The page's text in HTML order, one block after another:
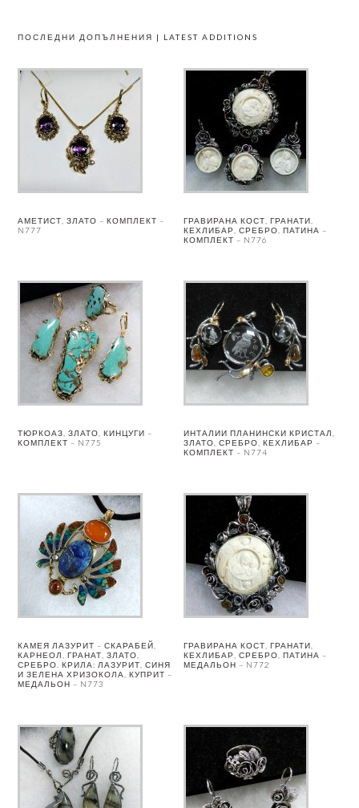
ПОСЛЕДНИ ДОПЪЛНЕНИЯ | LATEST ADDITIONS
АМЕТИСТ, ЗЛАТО – КОМПЛЕКТ –
N777
ГРАВИРАНА КОСТ, ГРАНАТИ,
КЕХЛИБАР, СРЕБРО, ПАТИНА –
КОМПЛЕКТ – N776
ТЮРКОАЗ, ЗЛАТО, КИНЦУГИ –
КОМПЛЕКТ – N775
ИНТАЛИИ ПЛАНИНСКИ КРИСТАЛ,
ЗЛАТО, СРЕБРО, КЕХЛИБАР –
КОМПЛЕКТ – N774
КАМЕЯ ЛАЗУРИТ – СКАРАБЕЙ,
КАРНЕОЛ, ГРАНАТ, ЗЛАТО,
СРЕБРО. КРИЛА: ЛАЗУРИТ, СИНЯ
И ЗЕЛЕНА ХРИЗОКОЛА, КУПРИТ –
МЕДАЛЬОН – N773
ГРАВИРАНА КОСТ, ГРАНАТИ,
КЕХЛИБАР, СРЕБРО, ПАТИНА –
МЕДАЛЬОН – N772